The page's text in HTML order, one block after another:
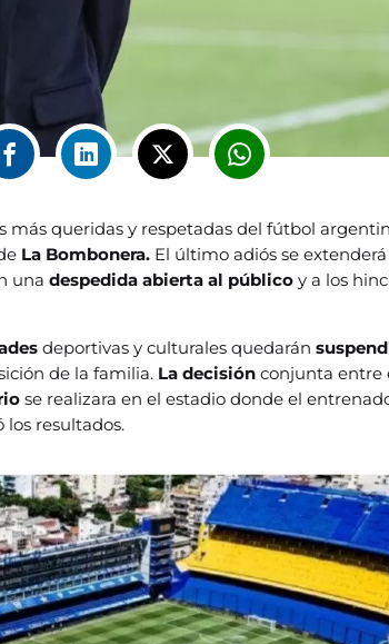
más queridas y respetadas del fútbol
La Bombonera. El último adiós se
unadespedida abierta al públicoy a los
deportivas y culturales quedarán
de la familia. La decisiónconjunta entre
se realizara en el estadio donde el
los resultados.